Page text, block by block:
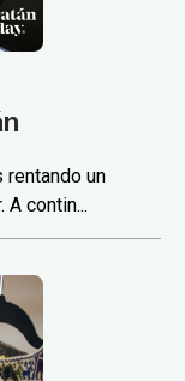
rentando un
A contin...